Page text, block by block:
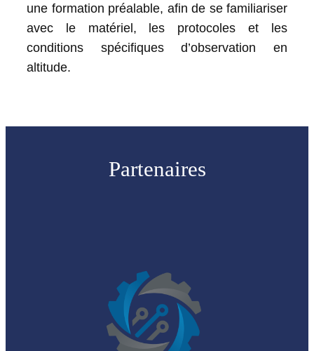
une formation préalable, afin de se familiariser
avec le matériel, les protocoles et les
conditions spécifiques d’observation en
altitude.
Partenaires